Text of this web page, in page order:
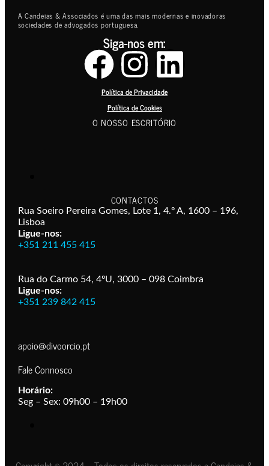
A Candeias & Associados é uma das mais modernas e inovadoras
sociedades de advogados portuguesa.
Siga-nos em:
Política de Privacidade
Política de Cookies
O NOSSO ESCRITÓRIO
CONTACTOS
Rua Soeiro Pereira Gomes, Lote 1, 4.º A, 1600 – 196,
Lisboa
Ligue-nos:
+351 211 455 415
Rua do Carmo 54, 4ºU, 3000 – 098 Coimbra
Ligue-nos:
+351 239 842 415
apoio@divoorcio.pt
Fale Connosco
Horário:
Seg – Sex: 09h00 – 19h00